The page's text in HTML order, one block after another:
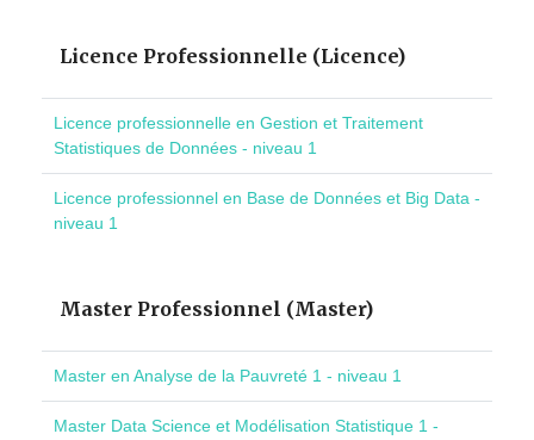
Licence Professionnelle (Licence)
Licence professionnelle en Gestion et Traitement
Statistiques de Données - niveau 1
Licence professionnel en Base de Données et Big Data -
niveau 1
Master Professionnel (Master)
Master en Analyse de la Pauvreté 1 - niveau 1
Master Data Science et Modélisation Statistique 1 -